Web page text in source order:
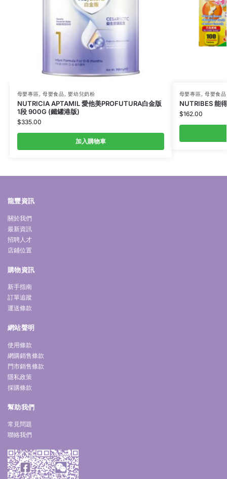
母嬰專區, 母嬰食品,嬰幼兒奶粉
NUTRICIA APTAMIL 愛他美PROFUTURA白金版
1段 900G (鐵罐港版)
$335.00
加入購物車
母嬰專區, 母嬰食品
NUTRIBES 能
$162.00
龍豐資訊
關於我們
最新資訊
招聘人才
店鋪位置
購物資訊
新手指南
訂單追蹤
運送條款
網站聲明
使用條款
網購銷售條款
門市銷售條款
隱私政策
採購條款
幫助我們
常見問題
聯絡我們